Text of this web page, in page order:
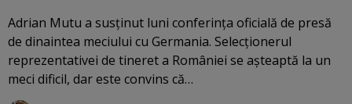
Adrian Mutu a susținut luni conferința oficială de presă
de dinaintea meciului cu Germania. Selecționerul
reprezentativei de tineret a României se așteaptă la un
meci dificil, dar este convins că…